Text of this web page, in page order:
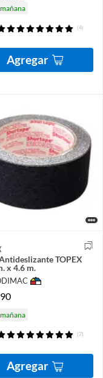
(4)
Agregar
TOPEX
x 4.6 m.
(7)
Agregar